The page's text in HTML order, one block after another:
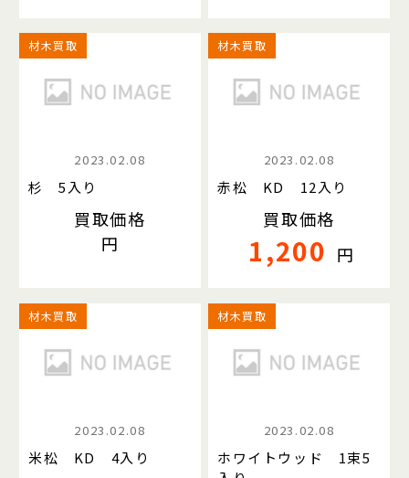
材木買取
2023.02.08
杉 5入り
買取価格
円
材木買取
2023.02.08
赤松 KD 12入り
買取価格
1,200 円
材木買取
2023.02.08
米松 KD 4入り
材木買取
2023.02.08
ホワイトウッド 1束5